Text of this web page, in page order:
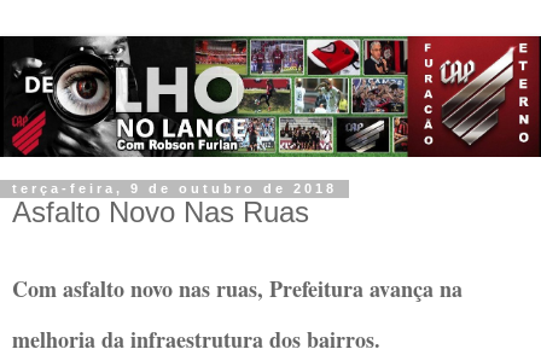
terça-feira, 9 de outubro de 2018
Asfalto Novo Nas Ruas
Com asfalto novo nas ruas, Prefeitura avança na
melhoria da infraestrutura dos bairros.